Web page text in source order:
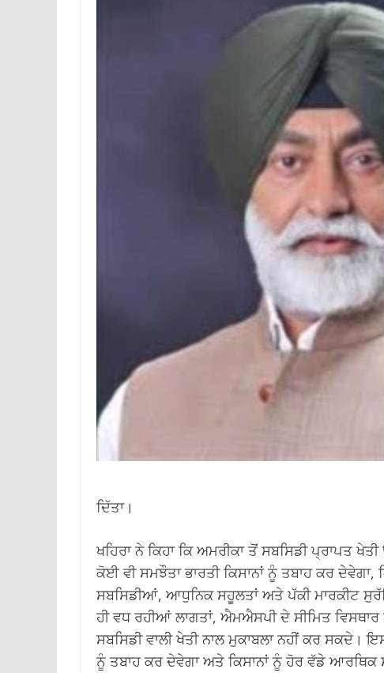
ਦਿੱਤਾ।
ਖਹਿਰਾ ਨੇ ਕਿਹਾ ਕਿ ਅਮਰੀਕਾ ਤੋਂ ਸਬਸਿਡੀ ਪ੍ਰਾਪਤ
ਕੋਈ ਵੀ ਸਮਝੌਤਾ ਭਾਰਤੀ ਕਿਸਾਨਾਂ ਨੂੰ ਤਬਾਹ ਕਰ ਦੇਵੇਗਾ,
ਸਬਸਿਡੀਆਂ, ਆਧੁਨਿਕ ਸਹੂਲਤਾਂ ਅਤੇ ਪੱਕੀ ਮਾਰਕੀਟ
ਹੀ ਵਧ ਰਹੀਆਂ ਲਾਗਤਾਂ, ਐਮਐਸਪੀ ਦੇ ਸੀਮਿਤ
ਸਬਸਿਡੀ ਵਾਲੀ ਖੇਤੀ ਨਾਲ ਮੁਕਾਬਲਾ ਨਹੀਂ ਕਰ ਸਕਦੇ।
ਨੂੰ ਤਬਾਹ ਕਰ ਦੇਵੇਗਾ ਅਤੇ ਕਿਸਾਨਾਂ ਨੂੰ ਹੋਰ ਵੱਡੇ ਆਰਥਿਕ